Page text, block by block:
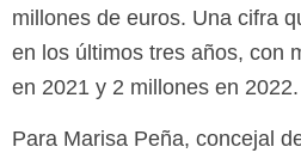
millones de euros. Una cifra
en los últimos tres años, con
en 2021 y 2 millones en 2022.
Para Marisa Peña, concejal